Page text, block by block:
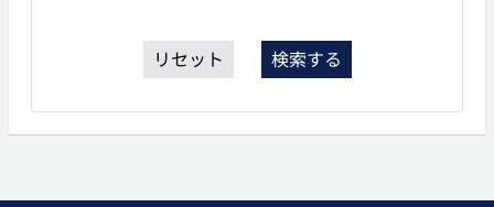
リセット 検索する